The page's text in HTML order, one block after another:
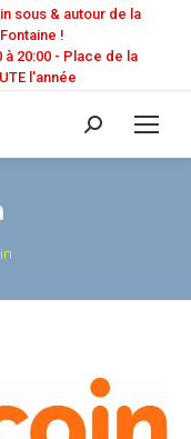
sous & autour de la
!
20:00 - Place de la
l'année
Recherche
: